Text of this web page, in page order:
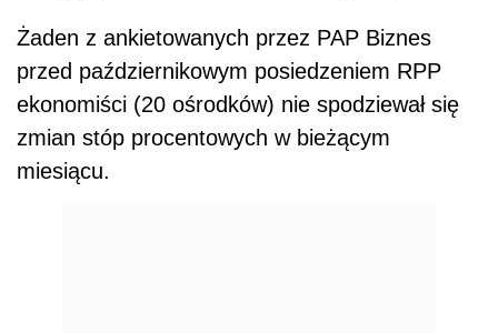
Żaden z ankietowanych przez PAP Biznes
przed październikowym posiedzeniem RPP
ekonomiści (20 ośrodków) nie spodziewał się
zmian stóp procentowych w bieżącym
miesiącu.